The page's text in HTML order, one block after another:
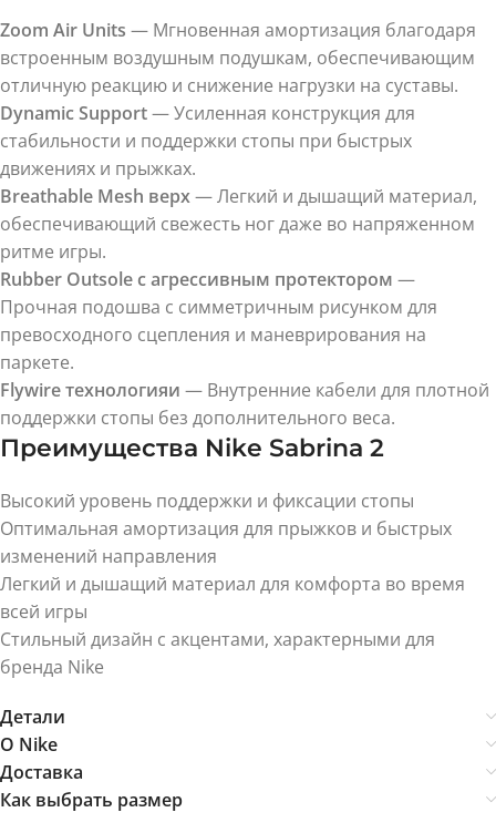
Zoom Air Units — Мгновенная амортизация благодаря
встроенным воздушным подушкам, обеспечивающим
отличную реакцию и снижение нагрузки на суставы.
Dynamic Support— Усиленная конструкция для
стабильности и поддержки стопы при быстрых
движениях и прыжках.
Breathable Mesh верх— Легкий и дышащий материал,
обеспечивающий свежесть ног даже во напряженном
ритме игры.
Rubber Outsole с агрессивным протектором —
Прочная подошва с симметричным рисунком для
превосходного сцепления и маневрирования на
паркете.
Flywire технологияи — Внутренние кабели для плотной
поддержки стопы без дополнительного веса.
Преимущества Nike Sabrina 2
Высокий уровень поддержки и фиксации стопы
Оптимальная амортизация для прыжков и быстрых
изменений направления
Легкий и дышащий материал для комфорта во время
всей игры
Стильный дизайн с акцентами, характерными для
бренда Nike
Детали
О Nike
Доставка
Как выбрать размер